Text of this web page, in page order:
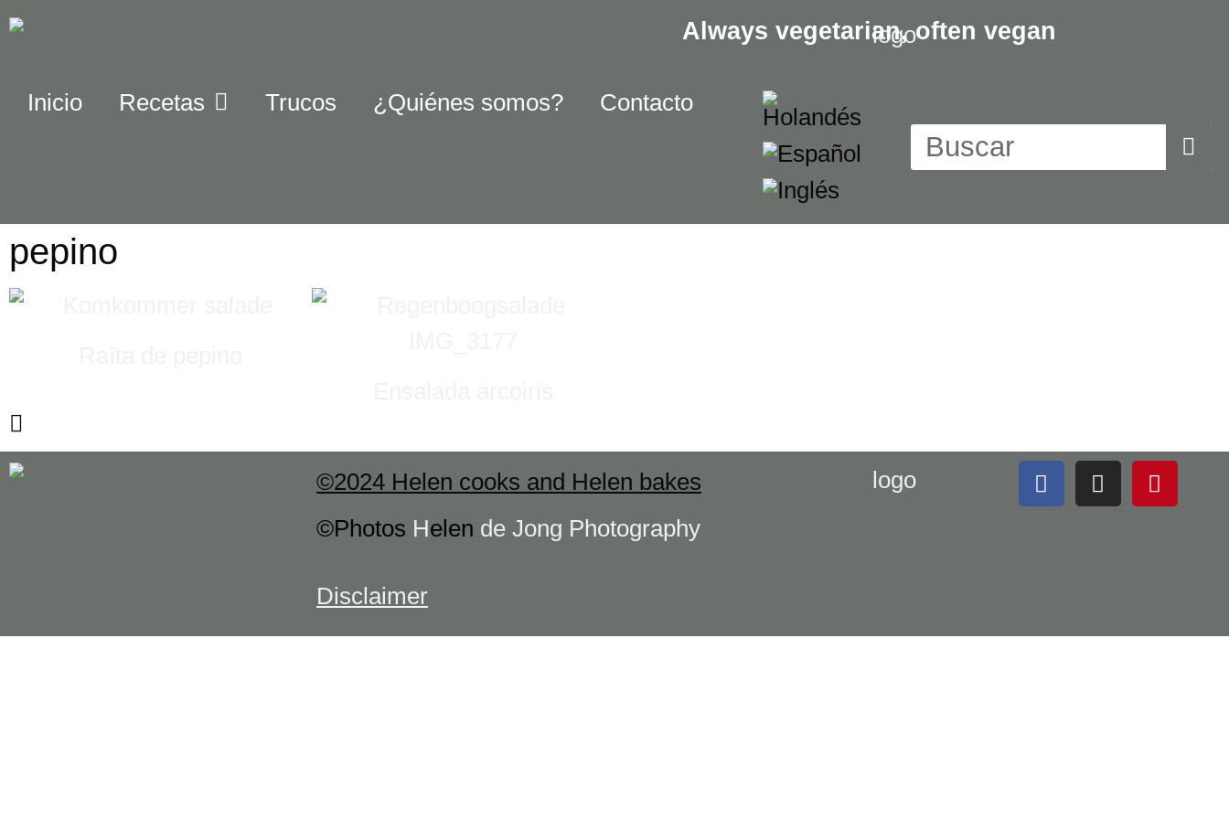
Always vegetarian, often vegan
Inicio Recetas Trucos ¿Quiénes somos? Contacto
pepino
©2024 Helen cooks and Helen bakes
©Photos Helen de Jong Photography
Disclaimer